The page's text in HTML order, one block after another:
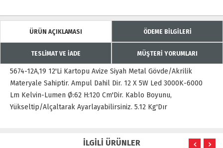
ÜRÜN AÇIKLAMASI ÖDEME BİLGİLERİ
TESLİMAT VE İADE MÜŞTERİ YORUMLARI
5674-12A,19 12'Li Kartopu Avize Siyah Metal Gövde/Akrilik
Materyale Sahiptir. Ampul Dahil Dir. 12 X 5W Led 3000K-6000
Lm Kelvin-Lumen Ø:62 H:120 Cm'Dir. Kablo Boyunu,
Yükseltip/Alçaltarak Ayarlayabilirsiniz. 5.12 Kg'Dır
İLGİLİ ÜRÜNLER